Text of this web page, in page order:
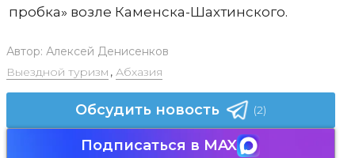
пробка» возле Каменска-Шахтинского.
Автор: Алексей Денисенков
Выездной туризм , Абхазия
Обсудить новость (2)
Подписаться в MAX